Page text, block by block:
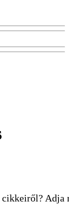
Adja